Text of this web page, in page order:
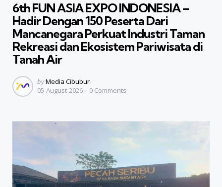
6th FUN ASIA EXPO INDONESIA –
Hadir Dengan 150 Peserta Dari
Mancanegara Perkuat Industri Taman
Rekreasi dan Ekosistem Pariwisata di
Tanah Air
Posted
by
byMedia Cibubur
05-August-2026
0 Comments